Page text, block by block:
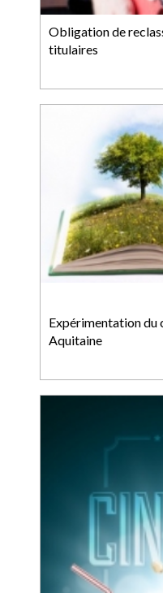
Obligation de
titulaires
Expérimentation
Aquitaine